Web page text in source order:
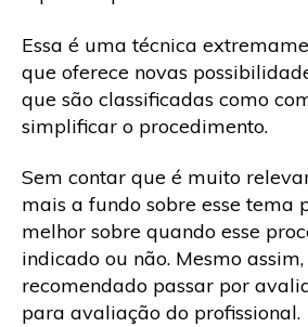
Essa é uma técnica
que oferece novas
que são classificadas como
simplificar o procedimento.
Sem contar que é muito
mais a fundo sobre esse tema
melhor sobre quando esse
indicado ou não. Mesmo
recomendado passar por
para avaliação do profissional.